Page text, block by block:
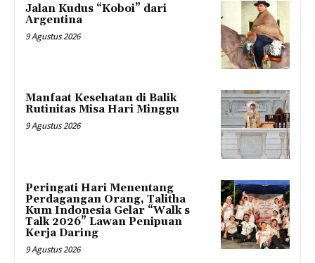
Jalan Kudus “Koboi” dari
Argentina
9 Agustus 2026
Manfaat Kesehatan di Balik
Rutinitas Misa Hari Minggu
9 Agustus 2026
Peringati Hari Menentang
Perdagangan Orang, Talitha
Kum Indonesia Gelar “Walk s
Talk 2026” Lawan Penipuan
Kerja Daring
9 Agustus 2026